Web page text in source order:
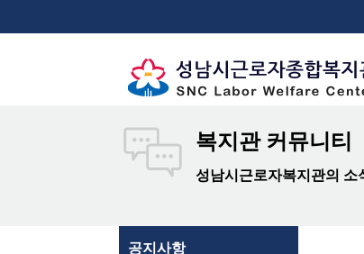
복지관 커뮤니티
성남시근로자복지관의 소
공지사항